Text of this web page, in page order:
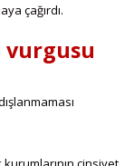
çağırdı.
vurgusu